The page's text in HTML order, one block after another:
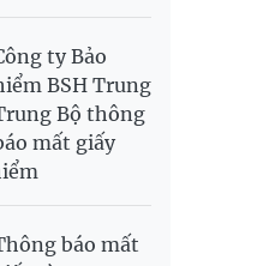
ty Bảo
BSH Trung
Bộ thông
mất giấy
báo mất